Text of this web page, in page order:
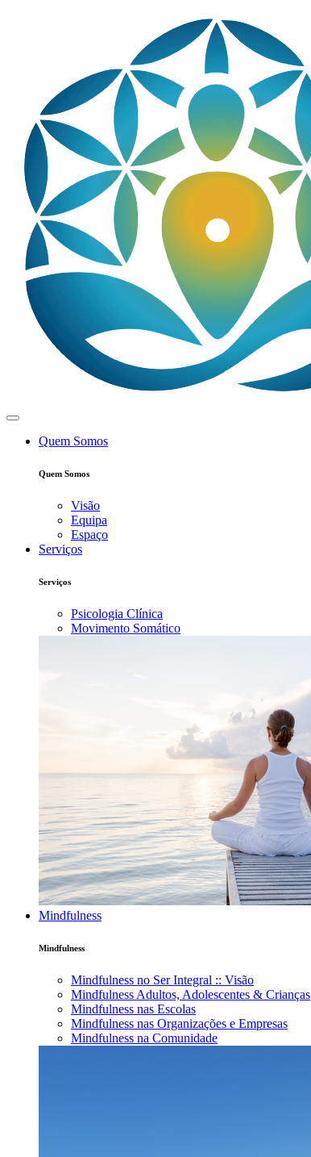
Quem Somos
Quem Somos
Visão
Equipa
Espaço
Serviços
Serviços
Psicologia Clínica
Movimento Somático
Mindfulness
Mindfulness
Mindfulness no Ser Integral :: Visão
Mindfulness Adultos, Adolescentes & Crianças
Mindfulness nas Escolas
Mindfulness nas Organizações e Empresas
Mindfulness na Comunidade